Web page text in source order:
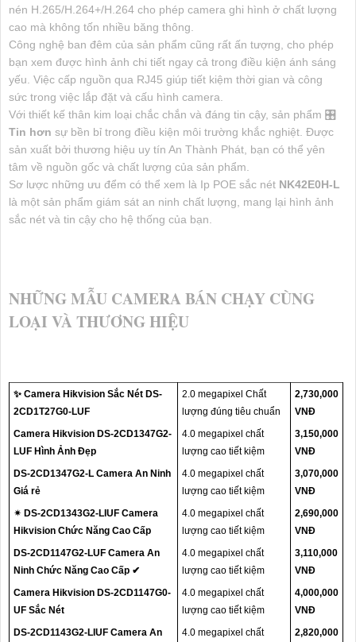
nén H.265/H.264+/H.264 cho phép camera ghi hình ở chất lượng
cao mà không tốn nhiều băng thông.
Công nghệ ban đêm của sản phẩm cũng rất ấn tượng, cho phép
bạn xem được hình ảnh chi tiết ngay cả trong điều kiện ánh sáng
yếu. Việc cấp nguồn qua RJ45 giúp tiết kiệm thời gian và công
sức trong việc lắp đặt và cấu hình camera.
Với thiết kế thân kim loại chắc chắn và đáng tin cậy, sản phẩm 🎛
Tin hơn sự bền bỉ trong điều kiện môi trường khắc nghiệt. Được
sản xuất bởi thương hiệu uy tín An Thành Phát, bạn có thể yên
tâm về nguồn gốc và chất lượng của sản phẩm.
Sơ lược những ưu đểm có thể xem là Ip POE sắc nét NK42E0H-L
là một sản phẩm giám sát an ninh chất lượng, mang lại hình ảnh
sắc nét và tin cậy cho hệ thống của bạn.
NHỮNG MẪU CAMERA BÁN CHẠY CÙNG
LOẠI VÀ THƯƠNG HIỆU
✨ Camera Hikvision Sắc Nét DS-
2CD1T27G0-LUF
2.0 megapixel Chất
lượng đúng tiêu chuẩn
2,730,000
VNĐ
Camera Hikvision DS-2CD1347G2-
LUF Hình Ảnh Đẹp
4.0 megapixel chất
lượng cao tiết kiệm
3,150,000
VNĐ
DS-2CD1347G2-L Camera An Ninh
Giá rẻ
4.0 megapixel chất
lượng cao tiết kiệm
3,070,000
VNĐ
✴ DS-2CD1343G2-LIUF Camera
Hikvision Chức Năng Cao Cấp
4.0 megapixel chất
lượng cao tiết kiệm
2,690,000
VNĐ
DS-2CD1147G2-LUF Camera An
Ninh Chức Năng Cao Cấp ✔
4.0 megapixel chất
lượng cao tiết kiệm
3,110,000
VNĐ
Camera Hikvision DS-2CD1147G0-
UF Sắc Nét
4.0 megapixel chất
lượng cao tiết kiệm
4,000,000
VNĐ
DS-2CD1143G2-LIUF Camera An
4.0 megapixel chất
2,820,000